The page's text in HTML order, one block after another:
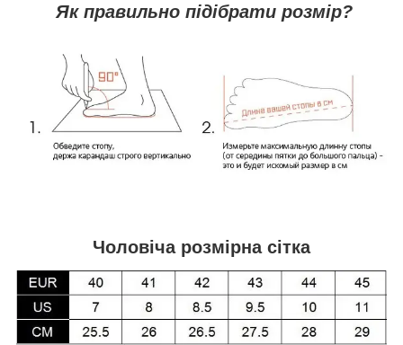
Як правильно підібрати розмір?
Чоловіча розмірна сітка